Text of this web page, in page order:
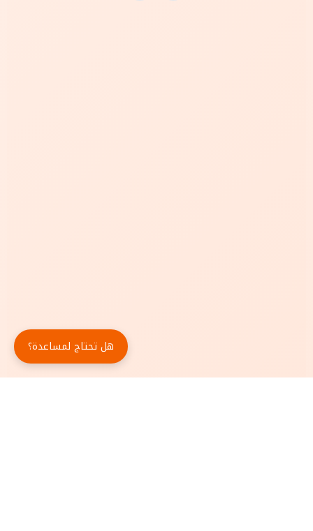
هل تحتاج لمساعدة؟